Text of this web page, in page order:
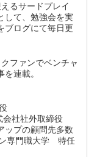
るサードプレイ
して、勉強会を実
ブログにて毎日更
ファンでベンチャ
連載。
社社外取締役
ップの顧問先多数
専門職大学 特任